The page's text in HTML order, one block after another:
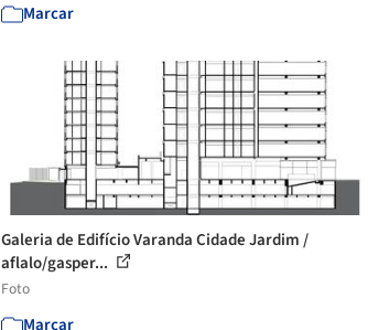
Marcar
Galeria de Edifício Varanda Cidade Jardim /
aflalo/gasper...
Foto
Marcar